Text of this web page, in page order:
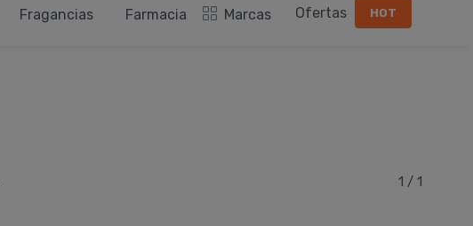
Fragancias Farmacia Marcas Ofertas HOT
1 / 1